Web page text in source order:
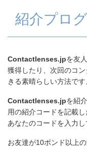
紹介プロ
Contactlenses.jpを友
獲得したり、次回のコ
きる素晴らしい方法です
Contactlenses.jpを紹
用の紹介コードを記載
あなたのコードを入力し
お友達が10ポンド以上